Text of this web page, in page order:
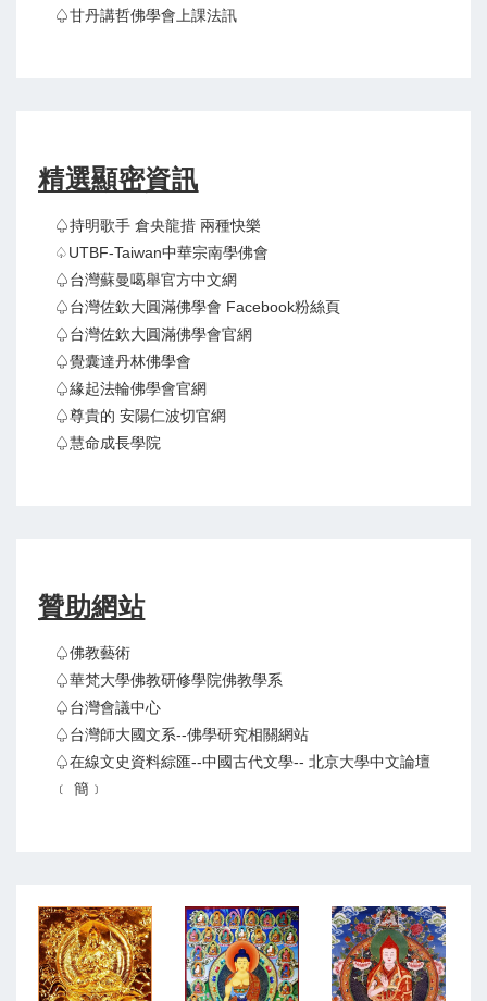
♤甘丹講哲佛學會上課法訊
精選顯密資訊
♤持明歌手 倉央龍措 兩種快樂
♤UTBF-Taiwan中華宗南學佛會
♤台灣蘇曼噶舉官方中文網
♤台灣佐欽大圓滿佛學會 Facebook粉絲頁
♤台灣佐欽大圓滿佛學會官網
♤覺囊達丹林佛學會
♤緣起法輪佛學會官網
♤尊貴的 安陽仁波切官網
♤慧命成長學院
贊助網站
♤佛教藝術
♤華梵大學佛教研修學院佛教學系
♤台灣會議中心
♤台灣師大國文系--佛學研究相關網站
♤在線文史資料綜匯--中國古代文學-- 北京大學中文論壇
﹝ 簡﹞